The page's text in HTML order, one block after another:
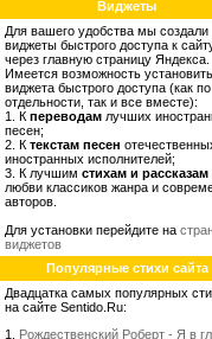
Виджеты
Для вашего удобства мы создали
виджеты быстрого доступа к
через главную страницу Яндекса.
Имеется возможность
виджета быстрого доступа (как по
отдельности, так и все вместе):
1. К переводам лучших
песен;
2. К текстам песен
иностранных исполнителей;
3. К лучшим стихам и рассказам
любви классиков жанра и
авторов.
Для установки перейдите на
виджетов
Популярные стихи сайта
Двадцатка самых популярных
на сайте Sentido.Ru:
1. Рождественский Роберт - Я в